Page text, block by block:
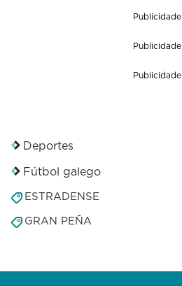
Publicidade
Publicidade
Publicidade
Deportes
Fútbol galego
ESTRADENSE
GRAN PEÑA